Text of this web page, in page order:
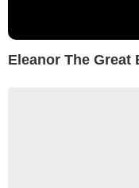
Eleanor The Great